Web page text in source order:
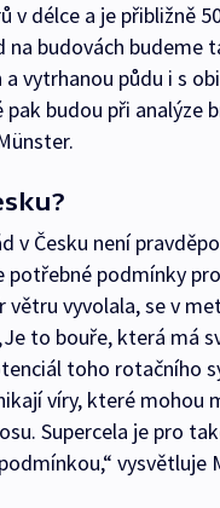
v délce a je přibližně
na budovách budeme
vytrhanou půdu i s
budou při analýze
v Česku není
potřebné podmínky
větru vyvolala, se v
to bouře, která má
toho rotačního
víry, které mohou
Supercela je pro
vysvětluje